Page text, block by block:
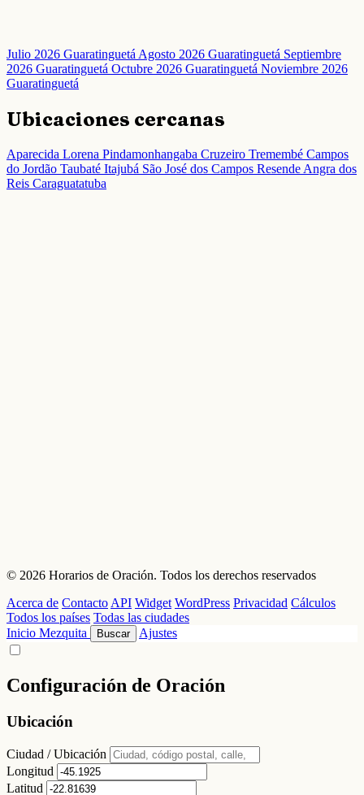
Julio 2026 GuaratinguetáAgosto 2026 Guaratinguetá Septiembre
2026 Guaratinguetá Octubre 2026 Guaratinguetá Noviembre 2026
Guaratinguetá
Ubicaciones cercanas
Aparecida Lorena Pindamonhangaba Cruzeiro Tremembé Campos
do Jordão Taubaté Itajubá São José dos Campos Resende Angra dos
Reis Caraguatatuba
© 2026 Horarios de Oración. Todos los derechos reservados
Acerca de Contacto API Widget WordPress Privacidad Cálculos
Todos los países Todas las ciudades
Inicio Mezquita Buscar Ajustes
Configuración de Oración
Ubicación
Ciudad / Ubicación
Longitud
Latitud